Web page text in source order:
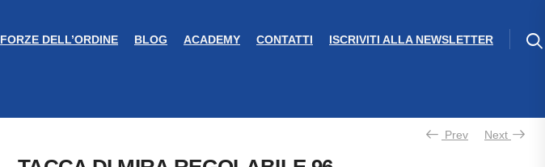
FORZE DELL’ORDINE BLOG ACADEMY CONTATTI ISCRIVITI ALLA NEWSLETTER
Prev Next